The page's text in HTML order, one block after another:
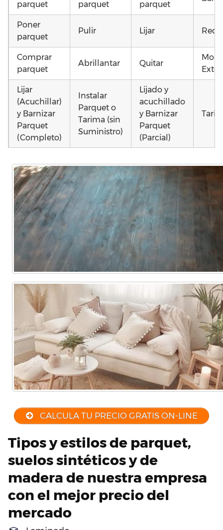
parquet
parquet
parquet
Poner
parquet
Pulir Lijar
Comprar
parquet
Abrillantar Quitar
Lijar
(Acuchillar)
y Barnizar
Parquet
(Completo)
Instalar
Parquet o
Tarima (sin
Suministro)
Lijado y
acuchillado
y Barnizar
Parquet
(Parcial)
parquet o
Tarima
Local
Comercial
parquet o
Tarima
Vivienda
(Completa)
parquet o
Tarima
Vivienda
(Parcial)
CALCULA TU PRECIO GRATIS ON-LINE
Tipos y estilos de parquet,
suelos sintéticos y de
madera de nuestra empresa
con el mejor precio del
mercado